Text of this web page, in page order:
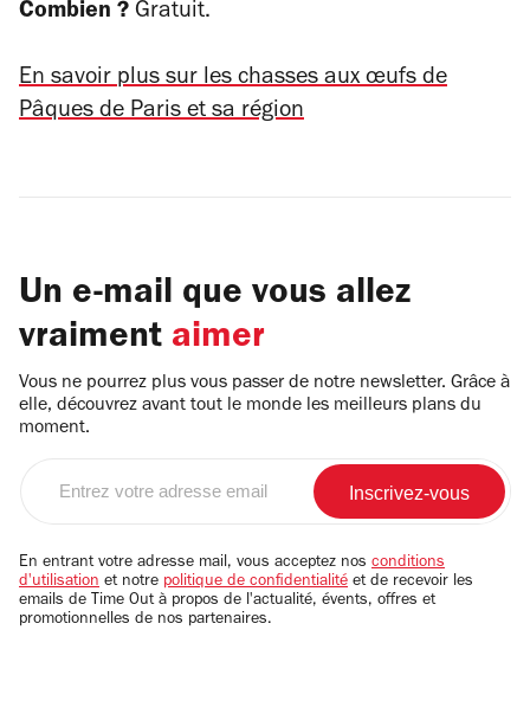
Combien ? Gratuit.
En savoir plus sur les chasses aux œufs de
Pâques de Paris et sa région
Un e-mail que vous allez
vraiment aimer
Vous ne pourrez plus vous passer de notre newsletter. Grâce à
elle, découvrez avant tout le monde les meilleurs plans du
moment.
email
En entrant votre adresse mail, vous acceptez nos conditions
d'utilisation et notre politique de confidentialité et de recevoir les
emails de Time Out à propos de l'actualité, évents, offres et
promotionnelles de nos partenaires.